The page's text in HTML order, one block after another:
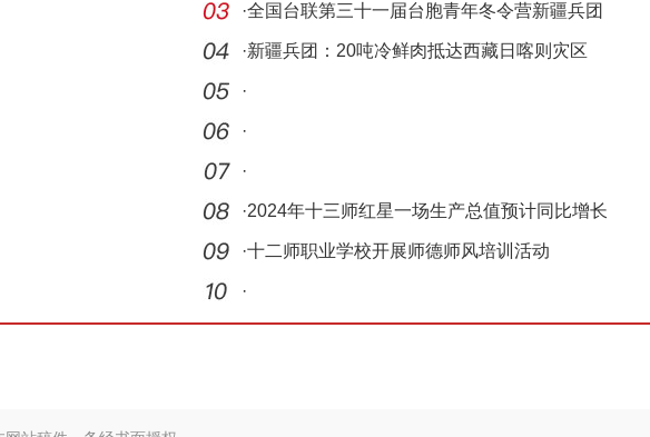
展的特
·全国台联第三十一届台胞青年冬令营新疆兵团
分营开
·新疆兵团：20吨冷鲜肉抵达西藏日喀则灾区
·
·
·
·2024年十三师红星一场生产总值预计同比增长
8%
·十二师职业学校开展师德师风培训活动
·